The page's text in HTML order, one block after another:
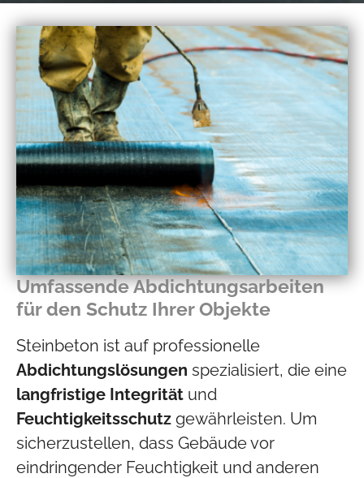
Umfassende Abdichtungsarbeiten
für den Schutz Ihrer Objekte
Steinbeton ist auf professionelle
Abdichtungslösungen spezialisiert, die eine
langfristige Integrität und
Feuchtigkeitsschutz gewährleisten. Um
sicherzustellen, dass Gebäude vor
eindringender Feuchtigkeit und anderen